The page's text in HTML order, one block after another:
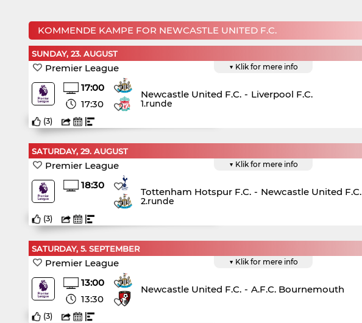
KOMMENDE KAMPE FOR NEWCASTLE UNITED F.C.
SUNDAY, 23. AUGUST
▼ Klik for mere info
Premier League
17:00
17:30
Newcastle United F.C. - Liverpool F.C.
1.runde
(3)
SATURDAY, 29. AUGUST
▼ Klik for mere info
Premier League
18:30
Tottenham Hotspur F.C. - Newcastle United F.C.
2.runde
(3)
SATURDAY, 5. SEPTEMBER
▼ Klik for mere info
Premier League
13:00
13:30
Newcastle United F.C. - A.F.C. Bournemouth
(3)